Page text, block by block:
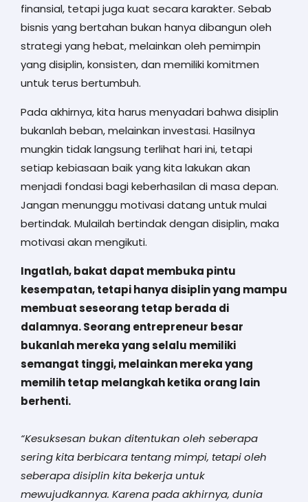
finansial, tetapi juga kuat secara karakter. Sebab
bisnis yang bertahan bukan hanya dibangun oleh
strategi yang hebat, melainkan oleh pemimpin
yang disiplin, konsisten, dan memiliki komitmen
untuk terus bertumbuh.
Pada akhirnya, kita harus menyadari bahwa disiplin
bukanlah beban, melainkan investasi. Hasilnya
mungkin tidak langsung terlihat hari ini, tetapi
setiap kebiasaan baik yang kita lakukan akan
menjadi fondasi bagi keberhasilan di masa depan.
Jangan menunggu motivasi datang untuk mulai
bertindak. Mulailah bertindak dengan disiplin, maka
motivasi akan mengikuti.
Ingatlah, bakat dapat membuka pintu
kesempatan, tetapi hanya disiplin yang mampu
membuat seseorang tetap berada di
dalamnya. Seorang entrepreneur besar
bukanlah mereka yang selalu memiliki
semangat tinggi, melainkan mereka yang
memilih tetap melangkah ketika orang lain
berhenti.
“Kesuksesan bukan ditentukan oleh seberapa
sering kita berbicara tentang mimpi, tetapi oleh
seberapa disiplin kita bekerja untuk
mewujudkannya. Karena pada akhirnya, dunia